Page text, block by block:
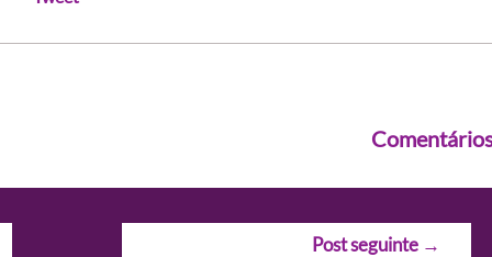
Post seguinte →